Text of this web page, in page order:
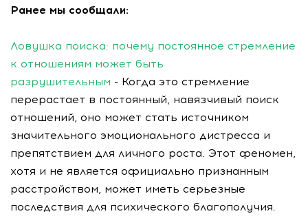
Ранее мы сообщали:
Ловушка поиска: почему постоянное стремление
к отношениям может быть
разрушительным - Когда это стремление
перерастает в постоянный, навязчивый поиск
отношений, оно может стать источником
значительного эмоционального дистресса и
препятствием для личного роста. Этот феномен,
хотя и не является официально признанным
расстройством, может иметь серьезные
последствия для психического благополучия.